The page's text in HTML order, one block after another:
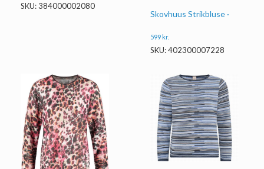
SKU: 384000002080
Skovhuus Strikbluse ·
599kr.
SKU: 402300007228